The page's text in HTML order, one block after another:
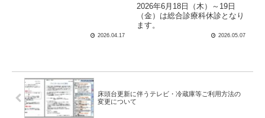
2026.04.17
2026年6月18日（木）～19日
（金）は総合診療科休診となり
ます。
2026.05.07
床頭台更新に伴うテレビ・冷蔵庫等ご利用方法の
変更について